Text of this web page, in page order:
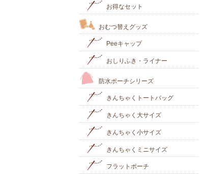
お得なセット
おむつ替えグッズ
Peeキャップ
おしりふき・ライナー
防水ポーチシリーズ
きんちゃくトートバッグ
きんちゃく大サイズ
きんちゃく小サイズ
きんちゃくミニサイズ
フラットポーチ